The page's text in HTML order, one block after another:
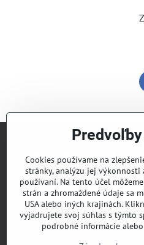
Lyžiarsky klub
Roman Murín
romanmurin@yahoo.com
Cookies používame na
stránky, analýzu jej
používaní. Na tento účel
strán a zhromaždené údaje sa
USA alebo iných krajinách.
vyjadrujete svoj súhlas s týmto
podrobné informácie